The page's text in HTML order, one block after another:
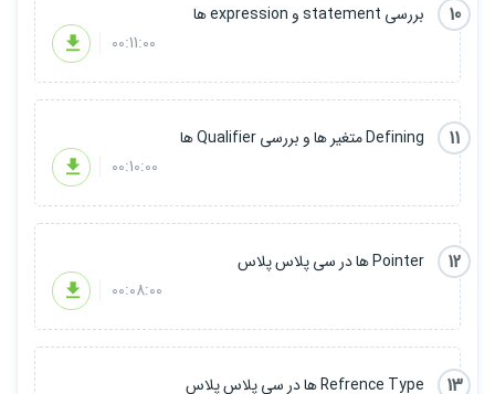
10
بررسی statement و expression ها
00:11:00
11
Defining متغیر ها و بررسی Qualifier ها
00:10:00
12
Pointer ها در سی پلاس پلاس
00:08:00
13 Refrence Type ها در سی پلاس پلاس